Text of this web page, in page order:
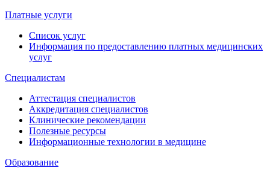
Платные услуги
Список услуг
Информация по предоставлению платных медицинских
услуг
Специалистам
Аттестация специалистов
Аккредитация специалистов
Клинические рекомендации
Полезные ресурсы
Информационные технологии в медицине
Образование